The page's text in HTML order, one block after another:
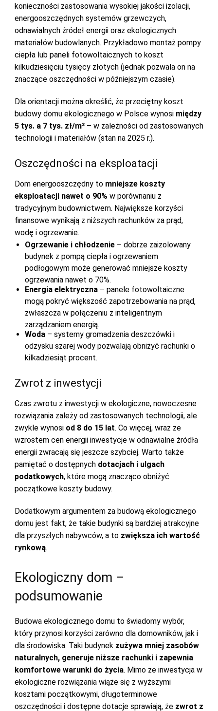
konieczności zastosowania wysokiej jakości izolacji,
energooszczędnych systemów grzewczych,
odnawialnych źródeł energii oraz ekologicznych
materiałów budowlanych. Przykładowo montaż pompy
ciepła lub paneli fotowoltaicznych to koszt
kilkudziesięciu tysięcy złotych (jednak pozwala on na
znaczące oszczędności w późniejszym czasie).
Dla orientacji można określić, że przeciętny koszt
budowy domu ekologicznego w Polsce wynosi między
5 tys. a 7 tys. zł/m² – w zależności od zastosowanych
technologii i materiałów (stan na 2025 r.).
Oszczędności na eksploatacji
Dom energooszczędny to mniejsze koszty
eksploatacji nawet o 90% w porównaniu z
tradycyjnym budownictwem. Największe korzyści
finansowe wynikają z niższych rachunków za prąd,
wodę i ogrzewanie.
Ogrzewanie i chłodzenie – dobrze zaizolowany
budynek z pompą ciepła i ogrzewaniem
podłogowym może generować mniejsze koszty
ogrzewania nawet o 70%.
Energia elektryczna – panele fotowoltaiczne
mogą pokryć większość zapotrzebowania na prąd,
zwłaszcza w połączeniu z inteligentnym
zarządzaniem energią.
Woda – systemy gromadzenia deszczówki i
odzysku szarej wody pozwalają obniżyć rachunki o
kilkadziesiąt procent.
Zwrot z inwestycji
Czas zwrotu z inwestycji w ekologiczne, nowoczesne
rozwiązania zależy od zastosowanych technologii, ale
zwykle wynosi od 8 do 15 lat. Co więcej, wraz ze
wzrostem cen energii inwestycje w odnawialne źródła
energii zwracają się jeszcze szybciej. Warto także
pamiętać o dostępnych dotacjach i ulgach
podatkowych, które mogą znacząco obniżyć
początkowe koszty budowy.
Dodatkowym argumentem za budową ekologicznego
domu jest fakt, że takie budynki są bardziej atrakcyjne
dla przyszłych nabywców, a to zwiększa ich wartość
rynkową.
Ekologiczny dom –
podsumowanie
Budowa ekologicznego domu to świadomy wybór,
który przynosi korzyści zarówno dla domowników, jak i
dla środowiska. Taki budynek zużywa mniej zasobów
naturalnych, generuje niższe rachunki i zapewnia
komfortowe warunki do życia. Mimo że inwestycja w
ekologiczne rozwiązania wiąże się z wyższymi
kosztami początkowymi, długoterminowe
oszczędności i dostępne dotacje sprawiają, że zwrot z